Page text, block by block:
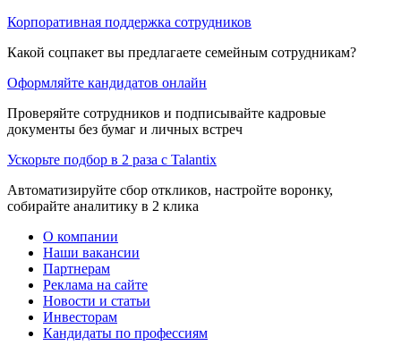
Корпоративная поддержка сотрудников
Какой соцпакет вы предлагаете семейным сотрудникам?
Оформляйте кандидатов онлайн
Проверяйте сотрудников и подписывайте кадровые
документы без бумаг и личных встреч
Ускорьте подбор в 2 раза с Talantix
Автоматизируйте сбор откликов, настройте воронку,
собирайте аналитику в 2 клика
О компании
Наши вакансии
Партнерам
Реклама на сайте
Новости и статьи
Инвесторам
Кандидаты по профессиям